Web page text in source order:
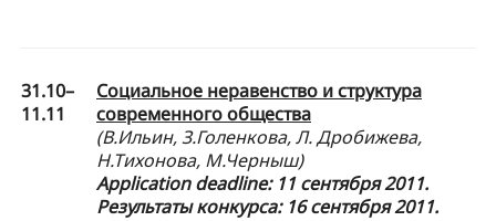
31.10–
11.11
Социальное неравенство и структура
современного общества
(В.Ильин, З.Голенкова, Л. Дробижева,
Н.Тихонова, М.Черныш)
Applicationdeadline: 11 сентября 2011.
Результаты конкурса: 16 сентября 2011.